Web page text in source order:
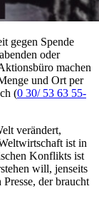
gegen Spende
oder
machen
und Ort per
(0 30/ 53 63 55-
verändert,
ist in
Konflikts ist
will, jenseits
der braucht